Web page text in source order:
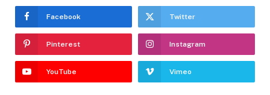
Facebook Twitter
Pinterest Instagram
YouTube Vimeo